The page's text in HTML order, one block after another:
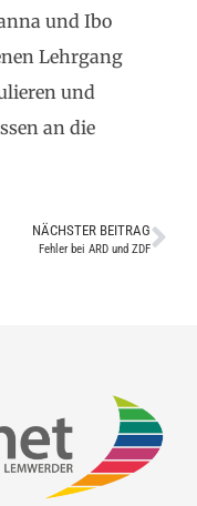
und Ibo
Lehrgang
und
an die
NÄCHSTER BEITRAG
Fehler bei ARD und ZDF